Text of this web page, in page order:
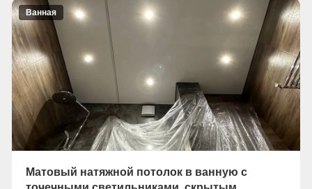
Ванная
Матовый натяжной потолок в ванную с